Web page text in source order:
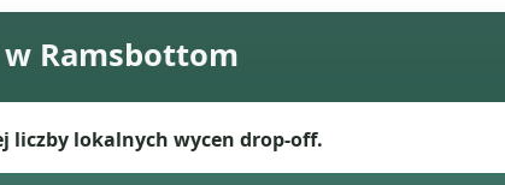
Ramsbottom
liczby lokalnych wycen drop-off.